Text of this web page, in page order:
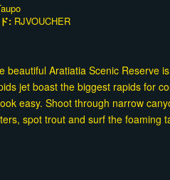
: RJVOUCHER
beautiful Aratiatia Scenic Reserve
jet boast the biggest rapids for
easy. Shoot through narrow
spot trout and surf the foaming